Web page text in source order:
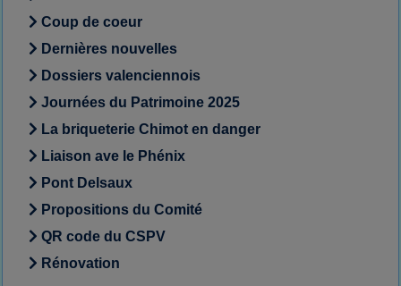
Coup de coeur
Dernières nouvelles
Dossiers valenciennois
Journées du Patrimoine 2025
La briqueterie Chimot en danger
Liaison ave le Phénix
Pont Delsaux
Propositions du Comité
QR code du CSPV
Rénovation